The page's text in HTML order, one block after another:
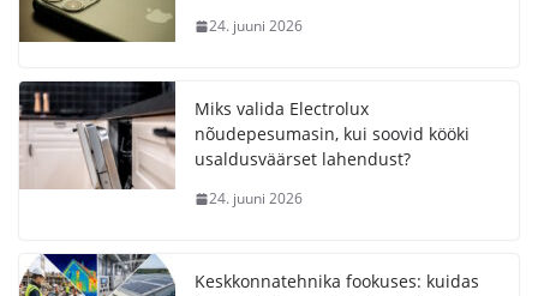
24. juuni 2026
Miks valida Electrolux
nõudepesumasin, kui soovid kööki
usaldusväärset lahendust?
24. juuni 2026
Keskkonnatehnika fookuses: kuidas